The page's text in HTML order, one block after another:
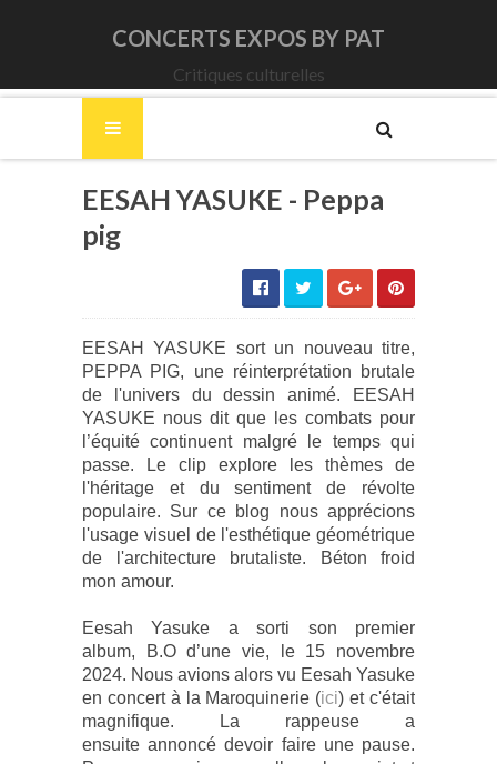
CONCERTS EXPOS BY PAT
Critiques culturelles
EESAH YASUKE - Peppa
pig
EESAH YASUKE sort un nouveau titre,
PEPPA PIG, une réinterprétation brutale
de l'univers du dessin animé. EESAH
YASUKE nous dit que les combats pour
l’équité continuent malgré le temps qui
passe.
Le clip explore les thèmes de
l'héritage et du sentiment de révolte
populaire. Sur ce blog nous apprécions
l'usage visuel de l'esthétique géométrique
de l'architecture brutaliste. Béton froid
mon amour.
Eesah Yasuke a sorti son premier
album,
B.O d’une vie, le 15 novembre
2024. Nous avions alors vu Eesah Yasuke
en concert à la Maroquinerie (ici) et c'était
magnifique. La rappeuse a
ensuiteannoncé devoir faire une pause.